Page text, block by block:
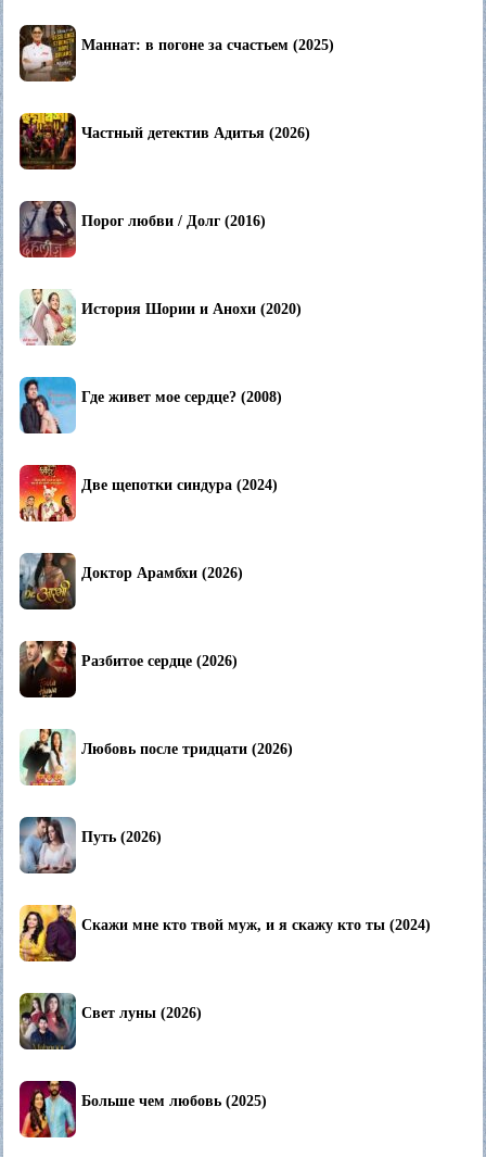
Маннат: в погоне за счастьем (2025)
Частный детектив Адитья (2026)
Порог любви / Долг (2016)
История Шории и Анохи (2020)
Где живет мое сердце? (2008)
Две щепотки синдура (2024)
Доктор Арамбхи (2026)
Разбитое сердце (2026)
Любовь после тридцати (2026)
Путь (2026)
Скажи мне кто твой муж, и я скажу кто ты (2024)
Свет луны (2026)
Больше чем любовь (2025)